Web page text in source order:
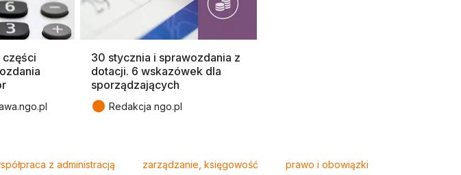
30 stycznia i sprawozdania z
dotacji. 6 wskazówek dla
sporządzających
● Redakcja ngo.pl
z administracją zarządzanie, księgowość prawo i obowiązki